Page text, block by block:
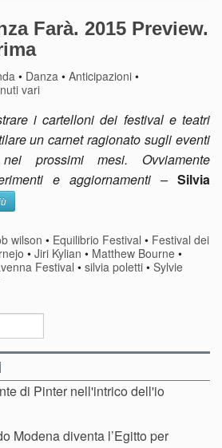
Farà. 2015 Preview.
• Danza •Anticipazioni •
vari
i cartelloni dei festival e teatri
un carnet ragionato sugli eventi
prossimi mesi. Ovviamente
e aggiornamenti – Silvia
wilson • Equilibrio Festival • Festival dei
• Jiri Kylian • Matthew Bourne •
Festival • silvia poletti • Sylvie
di Pinter nell'intrico dell'io
Modena diventa l’Egitto per